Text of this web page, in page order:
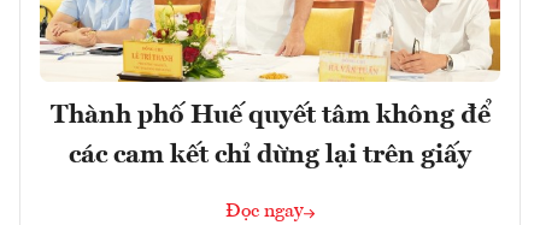
Thành phố Huế quyết tâm không để
các cam kết chỉ dừng lại trên giấy
Đọc ngay